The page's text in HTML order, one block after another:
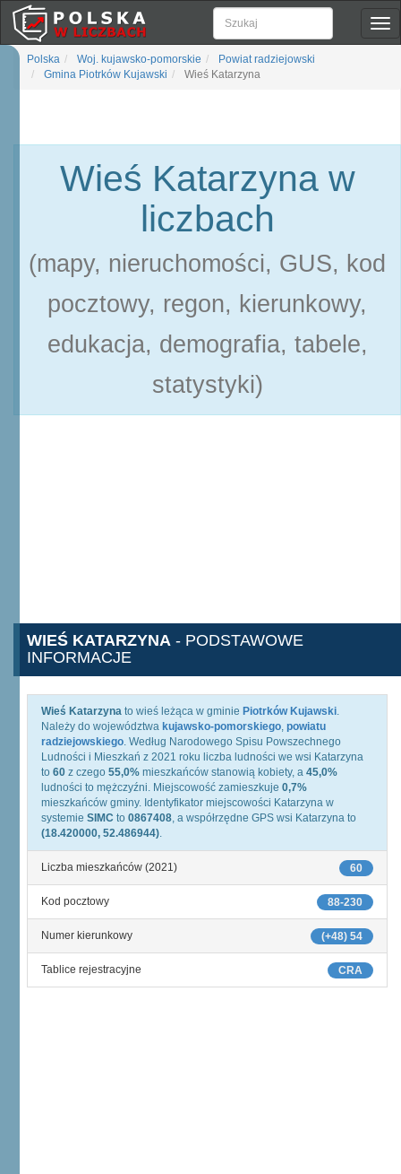
Polska Woj. kujawsko-pomorskie
Powiat radziejowski
Gmina Piotrków Kujawski
Wieś Katarzyna
Wieś Katarzyna w
liczbach
(mapy, nieruchomości, GUS, kod
pocztowy, regon, kierunkowy,
edukacja, demografia, tabele,
statystyki)
WIEŚ KATARZYNA - PODSTAWOWE
INFORMACJE
Wieś Katarzyna to wieś leżąca w gminie Piotrków Kujawski.
Należy do województwa kujawsko-pomorskiego, powiatu
radziejowskiego. Według Narodowego Spisu Powszechnego
Ludności i Mieszkań z 2021 roku liczba ludności we wsi Katarzyna
to 60 z czego 55,0% mieszkańców stanowią kobiety, a 45,0%
ludności to mężczyźni. Miejscowość zamieszkuje 0,7%
mieszkańców gminy. Identyfikator miejscowości Katarzyna w
systemie SIMC to 0867408, a współrzędne GPS wsi Katarzyna to
(18.420000, 52.486944).
60
Liczba mieszkańców (2021)
88-230
Kod pocztowy
(+48) 54
Numer kierunkowy
CRA
Tablice rejestracyjne